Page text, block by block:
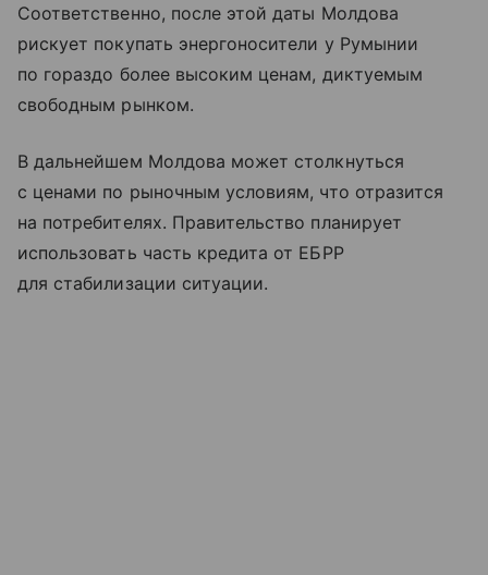
Соответственно, после этой даты Молдова
рискует покупать энергоносители у Румынии
по гораздо более высоким ценам, диктуемым
свободным рынком.
В дальнейшем Молдова может столкнуться
с ценами по рыночным условиям, что отразится
на потребителях. Правительство планирует
использовать часть кредита от ЕБРР
для стабилизации ситуации.